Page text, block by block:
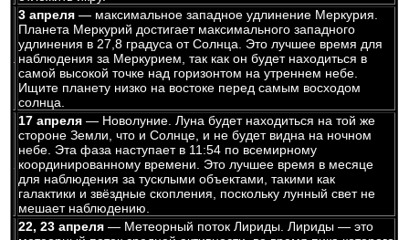
3 апреля— максимальное западное удлинение Меркурия.
Планета Меркурий достигает максимального западного
удлинения в 27,8 градуса от Солнца. Это лучшее время для
наблюдения за Меркурием, так как он будет находиться в
самой высокой точке над горизонтом на утреннем небе.
Ищите планету низко на востоке перед самым восходом
солнца.
17 апреля— Новолуние. Луна будет находиться на той же
стороне Земли, что и Солнце, и не будет видна на ночном
небе. Эта фаза наступает в 11:54 по всемирному
координированному времени. Это лучшее время в месяце
для наблюдения за тусклыми объектами, такими как
галактики и звёздные скопления, поскольку лунный свет не
мешает наблюдению.
22, 23 апреля— Метеорный поток Лириды. Лириды — это